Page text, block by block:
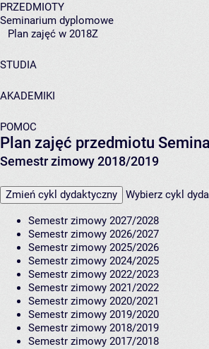
PRZEDMIOTY
Seminarium dyplomowe
Plan zajęć w 2018Z
STUDIA
AKADEMIKI
POMOC
Plan zajęć przedmiotu
Semestr zimowy 2018/2019
Zmień cykl dydaktyczny Wybierz cykl
Semestr zimowy 2027/2028
Semestr zimowy 2026/2027
Semestr zimowy 2025/2026
Semestr zimowy 2024/2025
Semestr zimowy 2022/2023
Semestr zimowy 2021/2022
Semestr zimowy 2020/2021
Semestr zimowy 2019/2020
Semestr zimowy 2018/2019
Semestr zimowy 2017/2018